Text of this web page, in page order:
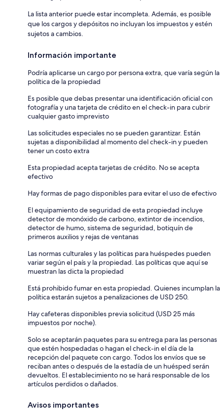
La lista anterior puede estar incompleta. Además, es posible
que los cargos y depósitos no incluyan los impuestos y estén
sujetos a cambios.
Información importante
Podría aplicarse un cargo por persona extra, que varía según la
política de la propiedad
Es posible que debas presentar una identificación oficial con
fotografía y una tarjeta de crédito en el check-in para cubrir
cualquier gasto imprevisto
Las solicitudes especiales no se pueden garantizar. Están
sujetas a disponibilidad al momento del check-in y pueden
tener un costo extra
Esta propiedad acepta tarjetas de crédito. No se acepta
efectivo
Hay formas de pago disponibles para evitar el uso de efectivo
El equipamiento de seguridad de esta propiedad incluye
detector de monóxido de carbono, extintor de incendios,
detector de humo, sistema de seguridad, botiquín de
primeros auxilios y rejas de ventanas
Las normas culturales y las políticas para huéspedes pueden
variar según el país y la propiedad. Las políticas que aquí se
muestran las dicta la propiedad
Está prohibido fumar en esta propiedad. Quienes incumplan la
política estarán sujetos a penalizaciones de USD 250.
Hay cafeteras disponibles previa solicitud (USD 25 más
impuestos por noche).
Solo se aceptarán paquetes para su entrega para las personas
que estén hospedadas o hagan el check-in el día de la
recepción del paquete con cargo. Todos los envíos que se
reciban antes o después de la estadía de un huésped serán
devueltos. El establecimiento no se hará responsable de los
artículos perdidos o dañados.
Avisos importantes